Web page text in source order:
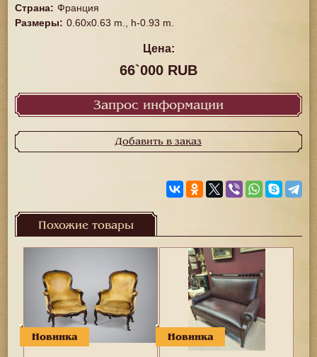
Страна: Франция
Размеры: 0.60x0.63 m., h-0.93 m.
Цена:
66`000 RUB
Запрос информации
Добавить в заказ
Похожие товары
Новинка Новинка